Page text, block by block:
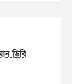
ডিবি